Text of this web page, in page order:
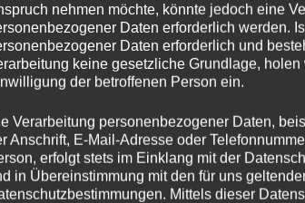
nehmen möchte, könnte jedoch eine
Daten erforderlich werden.
Daten erforderlich und
keine gesetzliche Grundlage,
der betroffenen Person ein.
Verarbeitung personenbezogener Daten,
Anschrift, E-Mail-Adresse oder
erfolgt stets im Einklang mit der
in Übereinstimmung mit den für uns
Mittels dieser